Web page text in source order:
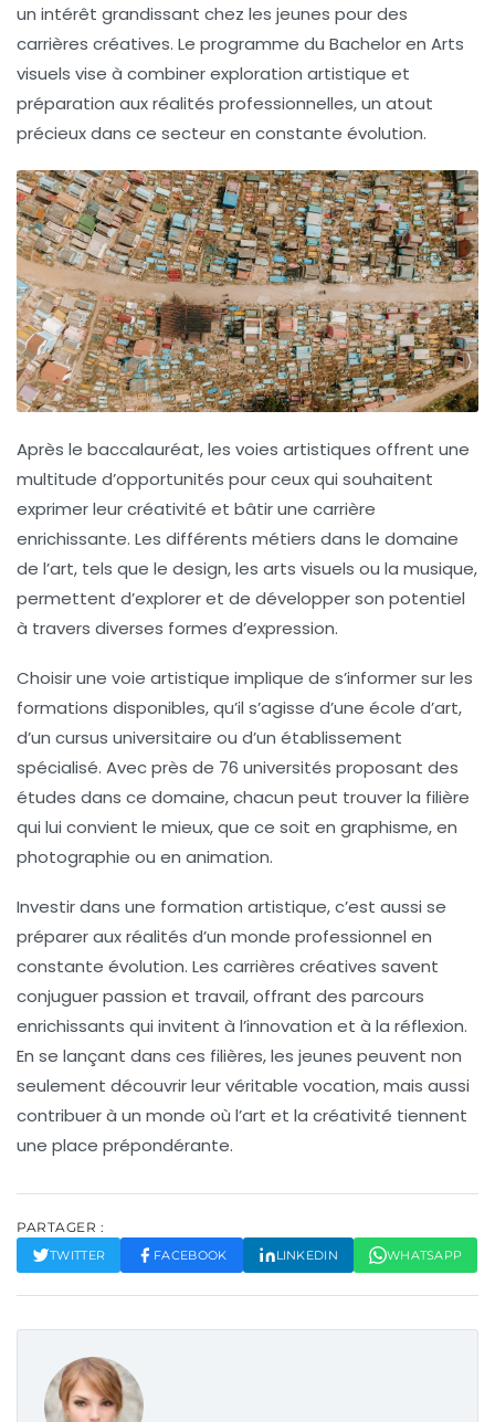
un intérêt grandissant chez les jeunes pour des
carrières créatives. Le programme du Bachelor en Arts
visuels vise à combinerexploration artistique et
préparation aux réalités professionnelles, un atout
précieux dans ce secteur en constante évolution.
Après le baccalauréat, les voies artistiques offrent une
multitude d’opportunités pour ceux qui souhaitent
exprimer leurcréativité et bâtir une carrière
enrichissante. Les différents métiers dans le domaine
de l’art, tels que le design, les arts visuels ou la musique,
permettent d’explorer et de développer son potentiel
à travers diverses formes d’expression.
Choisir une voie artistique implique de s’informer sur les
formations disponibles, qu’il s’agisse d’une école d’art,
d’un cursus universitaire ou d’un établissement
spécialisé. Avec près de 76 universités proposant des
études dans ce domaine, chacun peut trouver la filière
qui lui convient le mieux, que ce soit en graphisme, en
photographie ou en animation.
Investir dans une formation artistique, c’est aussi se
préparer aux réalités d’un monde professionnel en
constante évolution. Les carrières créatives savent
conjuguer passion et travail, offrant des parcours
enrichissants qui invitent à l’innovation et à la réflexion.
En se lançant dans ces filières, les jeunes peuvent non
seulement découvrir leur véritable vocation, mais aussi
contribuer à un monde où l’art et la créativité tiennent
une place prépondérante.
PARTAGER :
TWITTER FACEBOOK LINKEDIN WHATSAPP